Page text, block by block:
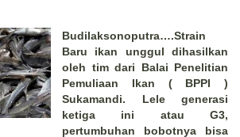
Budilaksonoputra….Strain
Baru ikan unggul dihasilkan
oleh tim dari Balai Penelitian
Pemuliaan Ikan ( BPPI )
Sukamandi. Lele generasi
ketiga ini atau G3,
pertumbuhan bobotnya bisa